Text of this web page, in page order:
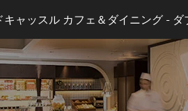
キャッスル カフェ＆ダイニング -